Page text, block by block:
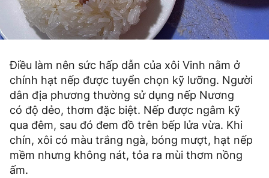
Điều làm nên sức hấp dẫn của xôi Vinh nằm ở
chính hạt nếp được tuyển chọn kỹ lưỡng. Người
dân địa phương thường sử dụng nếp Nương
có độ dẻo, thơm đặc biệt. Nếp được ngâm kỹ
qua đêm, sau đó đem đồ trên bếp lửa vừa. Khi
chín, xôi có màu trắng ngà, bóng mượt, hạt nếp
mềm nhưng không nát, tỏa ra mùi thơm nồng
ấm.